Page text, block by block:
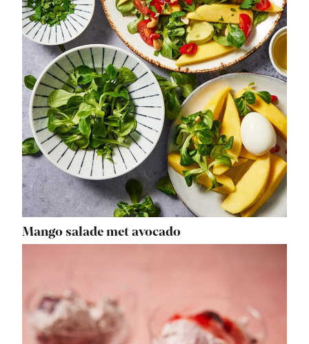
Mango salade met avocado